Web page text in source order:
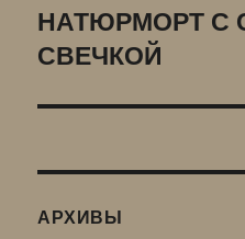
Следующая
запись:
НАТЮРМОРТ С
СВЕЧКОЙ
АРХИВЫ